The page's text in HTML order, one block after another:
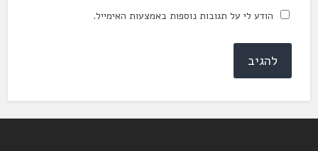
הודע לי על תגובות נוספות באמצעות האימייל.